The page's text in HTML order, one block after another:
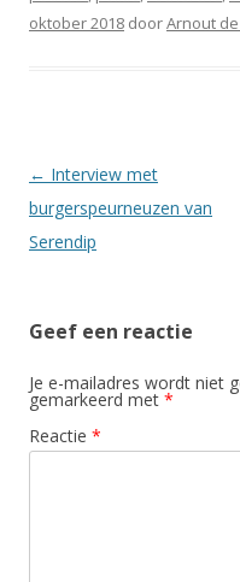
oktober 2018 doorArnout
Berichtnavigatie
← Interview met
burgerspeurneuzen van
Serendip
Geef een reactie
Je e-mailadres wordt niet
gemarkeerd met *
Reactie *